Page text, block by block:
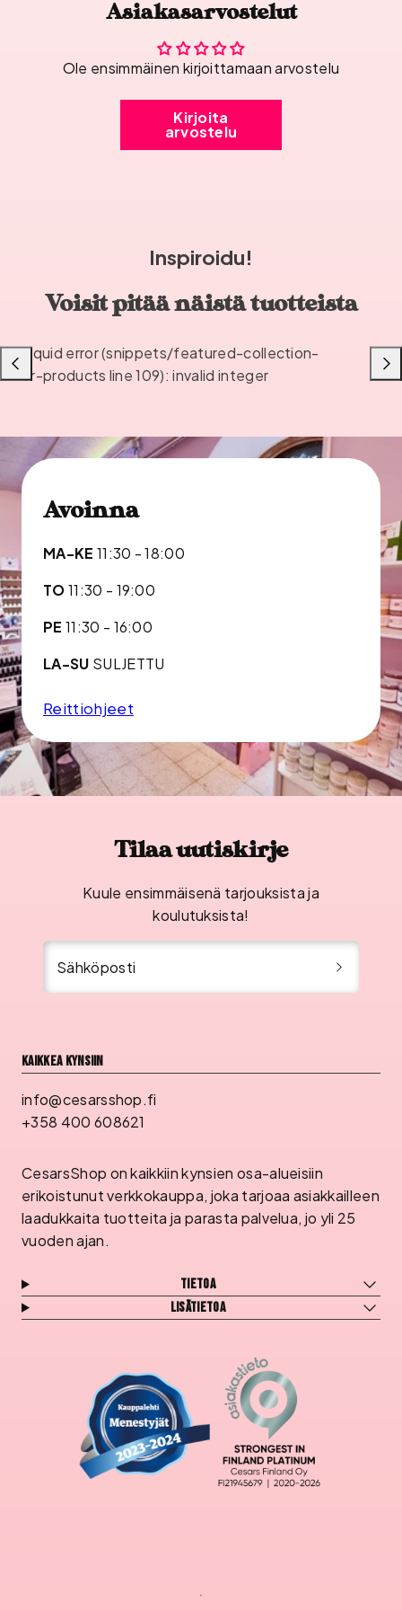
Asiakasarvostelut
Ole ensimmäinen kirjoittamaan arvostelu
Kirjoita
arvostelu
Inspiroidu!
Voisit pitää näistä tuotteista
Liquid error (snippets/featured-collection-
or-products line 109): invalid integer
Liu'uta
vasemmalle
Avoinna
MA-KE 11:30 - 18:00
TO11:30 - 19:00
PE 11:30 - 16:00
LA-SU SULJETTU
Reittiohjeet
Tilaa uutiskirje
Kuule ensimmäisenä tarjouksista ja
koulutuksista!
Sähköposti
Kaikkea kynsiin
info@cesarsshop.fi
+358 400 608621
CesarsShop on kaikkiin kynsien osa-alueisiin
erikoistunut verkkokauppa, joka tarjoaa asiakkailleen
laadukkaita tuotteita ja parasta palvelua, jo yli 25
vuoden ajan.
Tietoa
Lisätietoa